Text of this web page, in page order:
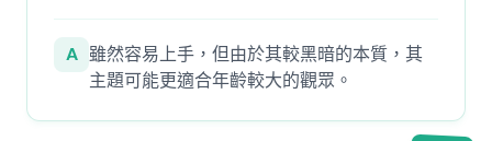
A 雖然容易上手，但由於其較黑暗的本質，其
主題可能更適合年齡較大的觀眾。